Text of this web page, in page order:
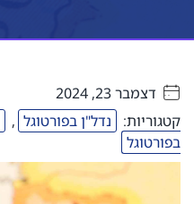
דצמבר 23, 2024
קטגוריות:
נדל"ן בפורטוגל ,
בפורטוגל